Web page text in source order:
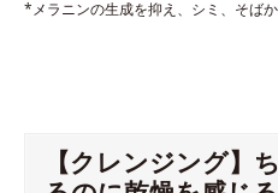
*メラニンの生成を抑え、シミ、そば
【クレンジング】